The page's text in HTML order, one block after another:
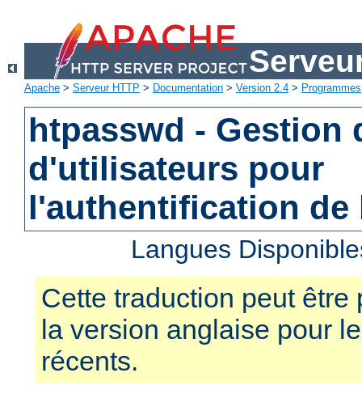
Apache > Serveur HTTP > Documentation > Version 2.4 > Programmes
htpasswd - Gestion
d'utilisateurs pour
l'authentification de
Langues
Cette traduction peut être
la version anglaise pour
récents.